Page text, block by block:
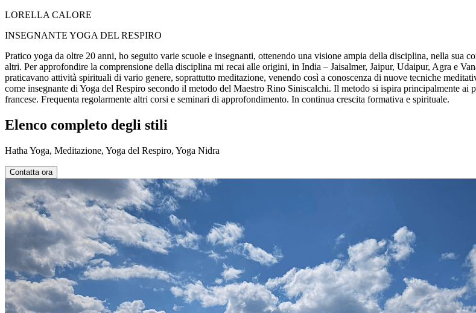
LORELLA CALORE
INSEGNANTE YOGA DEL RESPIRO
Pratico yoga da oltre 20 anni, ho seguito varie scuole e insegnanti, ottenendo una visione ampia della disciplina, nella sua
altri. Per approfondire la comprensione della disciplina mi recai alle origini, in India – Jaisalmer, Jaipur, Udaipur, Agra e
praticavano attività spirituali di vario genere, soprattutto meditazione, venendo così a conoscenza di nuove tecniche
come insegnante di Yoga del Respiro secondo il metodo del Maestro Rino Siniscalchi. Il metodo si ispira principalmente
francese. Frequenta regolarmente altri corsi e seminari di approfondimento. In continua crescita formativa e spirituale.
Elenco completo degli stili
Hatha Yoga, Meditazione, Yoga del Respiro, Yoga Nidra
Contatta ora